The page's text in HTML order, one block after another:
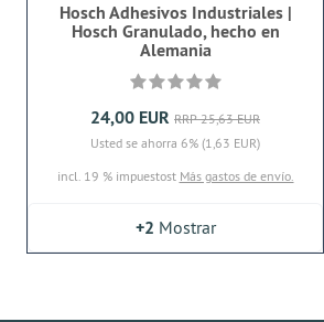
Hosch Adhesivos Industriales |
Hosch Granulado, hecho en
Alemania
24,00 EUR RRP 25,63 EUR
Usted se ahorra 6% (1,63 EUR)
incl. 19 % impuestost Más gastos de envío.
+2 Mostrar